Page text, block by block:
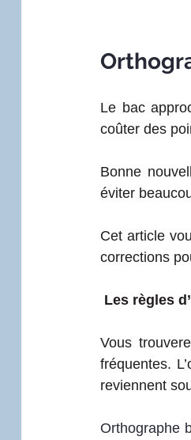
Le bac
coûter des
Bonne
éviter
Cet article
corrections
Les règles
Vous
fréquentes.
reviennent
Orthographe